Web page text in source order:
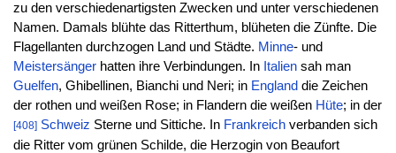
zu den verschiedenartigsten Zwecken und unter verschiedenen
Namen. Damals blühte das Ritterthum, blüheten die Zünfte. Die
Flagellanten durchzogen Land und Städte. Minne- und
Meistersängerhatten ihre Verbindungen. In Italiensah man
Guelfen, Ghibellinen, Bianchi und Neri; in England die Zeichen
der rothen und weißen Rose; in Flandern die weißen Hüte; in der
[408] Schweiz Sterne und Sittiche. In Frankreichverbanden sich
die Ritter vom grünen Schilde, die Herzogin von Beaufort